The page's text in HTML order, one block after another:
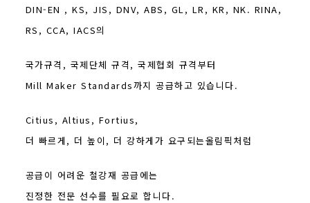
DIN-EN , KS, JIS, DNV, ABS, GL, LR, KR, NK. RINA,
RS, CCA, IACS의
국가규격, 국제단체 규격, 국제협회 규격부터
Mill Maker Standards까지 공급하고 있습니다.
Citius, Altius, Fortius,
더 빠르게, 더 높이, 더 강하게가 요구되는올림픽처럼
공급이 어려운 철강재 공급에는
진정한 전문 선수를 필요로 합니다.